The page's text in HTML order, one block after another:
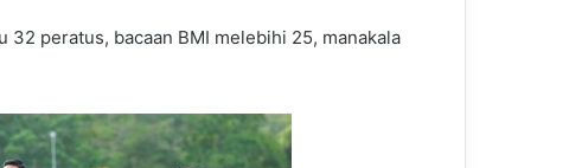
peratus, bacaan BMI melebihi 25, manakala